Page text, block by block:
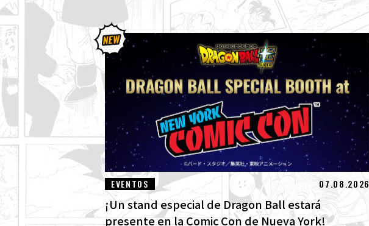
EVENTOS 07.08.2026
¡Un stand especial de Dragon Ball estará
presente en la Comic Con de Nueva York!